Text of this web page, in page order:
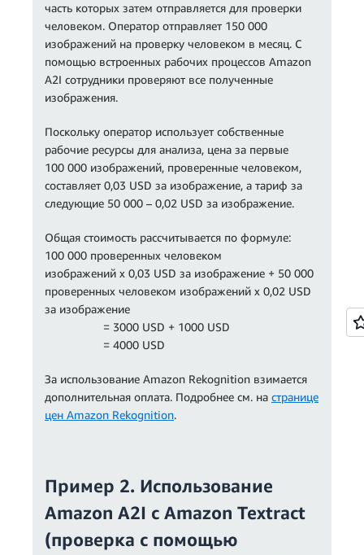
часть которых затем отправляется для проверки
человеком. Оператор отправляет 150 000
изображений на проверку человеком в месяц. С
помощью встроенных рабочих процессов Amazon
A2I сотрудники проверяют все полученные
изображения.
Поскольку оператор использует собственные
рабочие ресурсы для анализа, цена за первые
100 000 изображений, проверенные человеком,
составляет 0,03 USD за изображение, а тариф за
следующие 50 000 – 0,02 USD за изображение.
Общая стоимость рассчитывается по формуле:
100 000 проверенных человеком
изображений x 0,03 USD за изображение + 50 000
проверенных человеком изображений x 0,02 USD
за изображение
= 3000 USD + 1000 USD
= 4000 USD
За использование Amazon Rekognition взимается
дополнительная оплата. Подробнее см. на странице
цен Amazon Rekognition.
Пример 2. Использование
Amazon A2I с Amazon Textract
(проверка с помощью